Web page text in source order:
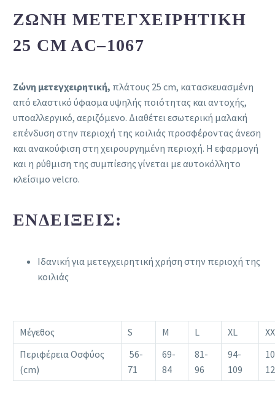
ΖΏΝΗ ΜΕΤΕΓΧΕΙΡΗΤΙΚΉ
25 CM AC–1067
Ζώνη μετεγχειρητική, πλάτους 25 cm, κατασκευασμένη
από ελαστικό ύφασμα υψηλής ποιότητας και αντοχής,
υποαλλεργικό, αεριζόμενο. Διαθέτει εσωτερική μαλακή
επένδυση στην περιοχή της κοιλιάς προσφέροντας άνεση
και ανακούφιση στη χειρουργημένη περιοχή. Η εφαρμογή
και η ρύθμιση της συμπίεσης γίνεται με αυτοκόλλητο
κλείσιμο velcro.
ΕΝΔΕΊΞΕΙΣ:
Ιδανική για μετεγχειρητική χρήση στην περιοχή της
κοιλιάς
Μέγεθος S M L XL
Περιφέρεια Οσφύος
(cm)
56-
71
69-
84
81-
96
94-
109